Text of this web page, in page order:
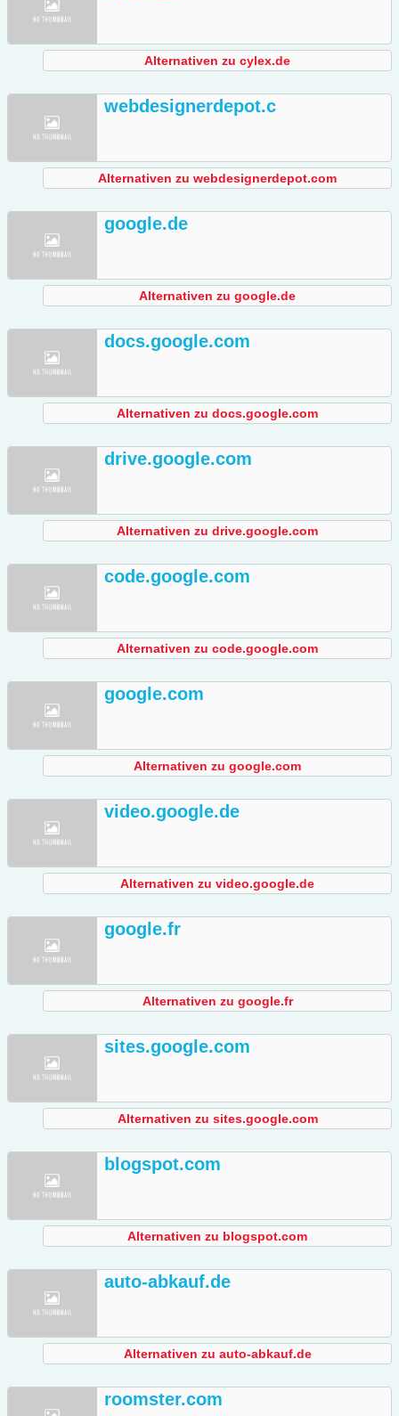
Alternativen zu cylex.de
webdesignerdepot.c
Alternativen zu webdesignerdepot.com
google.de
Alternativen zu google.de
docs.google.com
Alternativen zu docs.google.com
drive.google.com
Alternativen zu drive.google.com
code.google.com
Alternativen zu code.google.com
google.com
Alternativen zu google.com
video.google.de
Alternativen zu video.google.de
google.fr
Alternativen zu google.fr
sites.google.com
Alternativen zu sites.google.com
blogspot.com
Alternativen zu blogspot.com
auto-abkauf.de
Alternativen zu auto-abkauf.de
roomster.com